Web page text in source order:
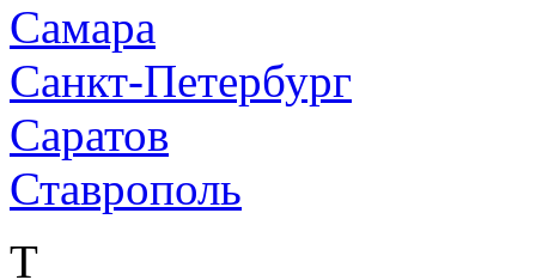
Самара
Санкт-Петербург
Саратов
Ставрополь
Т